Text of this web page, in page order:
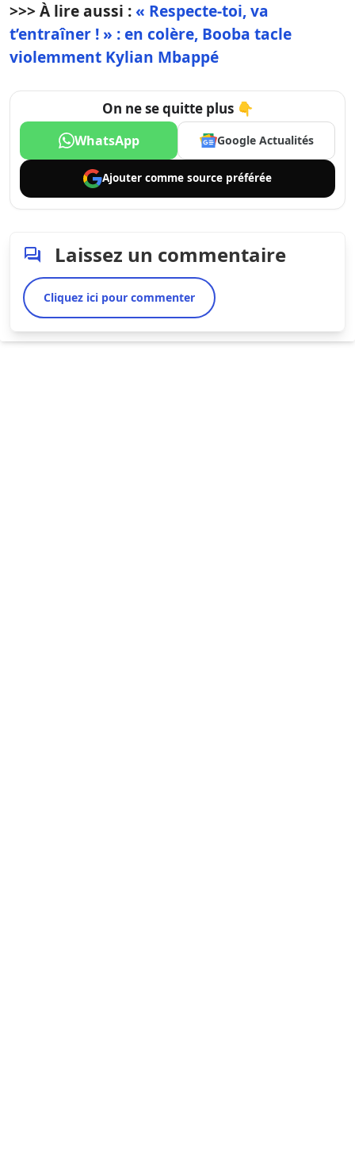
>>> À lire aussi :« Respecte-toi, va
t’entraîner ! » : en colère, Booba tacle
violemment Kylian Mbappé
On ne se quitte plus 👇
WhatsApp Google Actualités
Ajouter comme source préférée
Laissez un commentaire
Cliquez ici pour commenter